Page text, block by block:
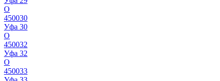
О
450030
Уфа 30
О
450032
Уфа 32
О
450033